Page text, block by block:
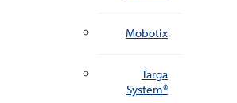
Mobotix
Targa
System®